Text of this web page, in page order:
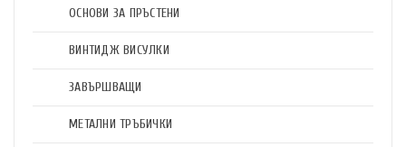
ОСНОВИ ЗА ПРЪСТЕНИ
ВИНТИДЖ ВИСУЛКИ
ЗАВЪРШВАЩИ
МЕТАЛНИ ТРЪБИЧКИ